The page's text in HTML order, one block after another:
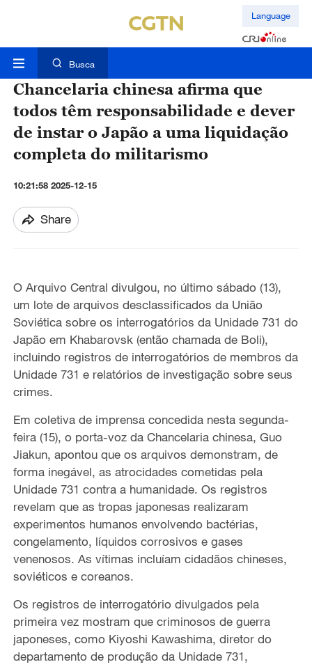
Language
Busca
Chancelaria chinesa afirma que
todos têm responsabilidade e dever
de instar o Japão a uma liquidação
completa do militarismo
10:21:58 2025-12-15
Share
O Arquivo Central divulgou, no último sábado (13),
um lote de arquivos desclassificados da União
Soviética sobre os interrogatórios da Unidade 731 do
Japão em Khabarovsk (então chamada de Boli),
incluindo registros de interrogatórios de membros da
Unidade 731 e relatórios de investigação sobre seus
crimes.
Em coletiva de imprensa concedida nesta segunda-
feira (15), o porta-voz da Chancelaria chinesa, Guo
Jiakun, apontou que os arquivos demonstram, de
forma inegável, as atrocidades cometidas pela
Unidade 731 contra a humanidade. Os registros
revelam que as tropas japonesas realizaram
experimentos humanos envolvendo bactérias,
congelamento, líquidos corrosivos e gases
venenosos. As vítimas incluíam cidadãos chineses,
soviéticos e coreanos.
Os registros de interrogatório divulgados pela
primeira vez mostram que criminosos de guerra
japoneses, como Kiyoshi Kawashima, diretor do
departamento de produção da Unidade 731,